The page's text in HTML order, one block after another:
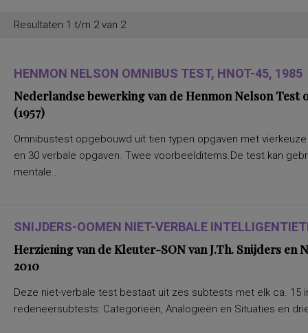
Resultaten 1 t/m 2 van 2
HENMON NELSON OMNIBUS TEST, HNOT-45, 1985
Nederlandse bewerking van de Henmon Nelson
(1957)
Omnibustest opgebouwd uit tien typen opgaven met
en 30 verbale opgaven. Twee voorbeelditems.De test kan
mentale...
SNIJDERS-OOMEN NIET-VERBALE
Herziening van de Kleuter-SON van J.Th. Snijders en
2010
Deze niet-verbale test bestaat uit zes subtests met elk ca. 15
redeneersubtests: Categorieën, Analogieën en Situaties en